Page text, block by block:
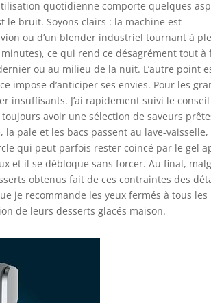
quotidienne comporte quelques
le bruit. Soyons clairs : la machine est
ou d’un blender industriel tournant à
ce qui rend ce désagrément tout à
ou au milieu de la nuit. L’autre point
impose d’anticiper ses envies. Pour les
insuffisants. J’ai rapidement suivi le conseil
avoir une sélection de saveurs
pale et les bacs passent au lave-vaisselle,
qui peut parfois rester coincé par le gel
et il se débloque sans forcer. Au final,
obtenus fait de ces contraintes des
je recommande les yeux fermés à tous les
de leurs desserts glacés maison.